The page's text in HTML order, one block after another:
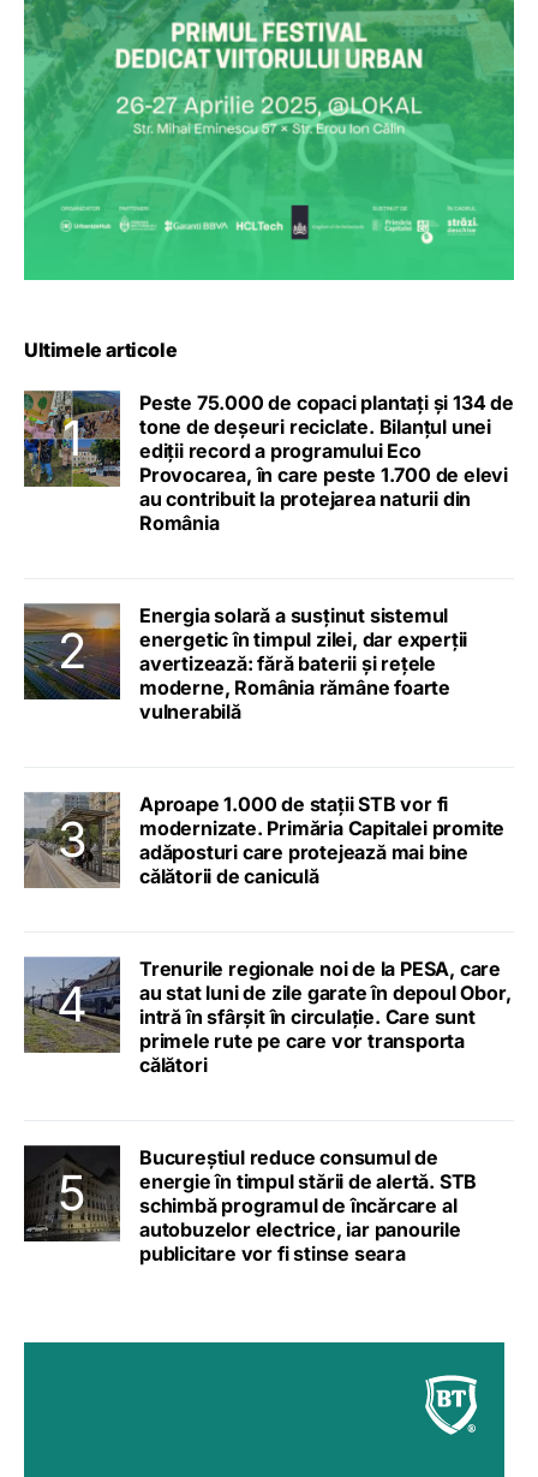
Ultimele articole
Peste 75.000 de copaci plantați și 134 de
tone de deșeuri reciclate. Bilanțul unei
ediții record a programului Eco
Provocarea, în care peste 1.700 de elevi
au contribuit la protejarea naturii din
România
Energia solară a susținut sistemul
energetic în timpul zilei, dar experții
avertizează: fără baterii și rețele
moderne, România rămâne foarte
vulnerabilă
Aproape 1.000 de stații STB vor fi
modernizate. Primăria Capitalei promite
adăposturi care protejează mai bine
călătorii de caniculă
Trenurile regionale noi de la PESA, care
au stat luni de zile garate în depoul Obor,
intră în sfârșit în circulație. Care sunt
primele rute pe care vor transporta
călători
Bucureștiul reduce consumul de
energie în timpul stării de alertă. STB
schimbă programul de încărcare al
autobuzelor electrice, iar panourile
publicitare vor fi stinse seara